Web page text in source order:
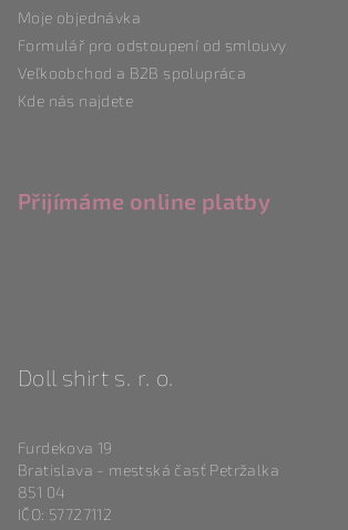
Moje objednávka
Formulář pro odstoupení od smlouvy
Veľkoobchod a B2B spolupráca
Kde nás najdete
Přijímáme online platby
Doll shirt s. r. o.
Furdekova 19
Bratislava - mestská časť Petržalka
851 04
IČO: 57727112